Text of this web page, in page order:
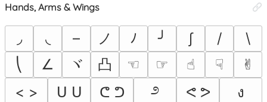
Hands, Arms & Wings
◞ ◟ – ノ ﾉ ╯ ∫ /
\
⎝
∠ ヾ 凸 ☜︎ ☞︎ ☝︎ ☟︎
✌︎
< >
ᑌ ᑌ ᕦ ᕤ ೨ ᕙ ᕗ ง